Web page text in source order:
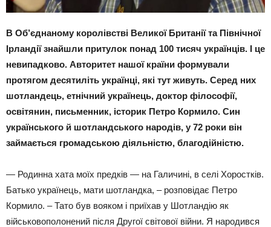
В Об’єднаному королівстві Великої Британії та Північної
Ірландії знайшли притулок понад 100 тисяч українців. І це
невипадково. Авторитет нашої країни формували
протягом десятиліть українці, які тут живуть. Серед них
шотландець, етнічний українець, доктор філософії,
освітянин, письменник, історик Петро Кормило. Син
українського й шотландського народів, у 72 роки він
займається громадською діяльністю, благодійністю.
— Родинна хата моїх предків — на Галичині, в селі Хоростків.
Батько українець, мати шотландка, – розповідає Петро
Кормило. – Тато був вояком і приїхав у Шотландію як
військовополонений після Другої світової війни. Я народився